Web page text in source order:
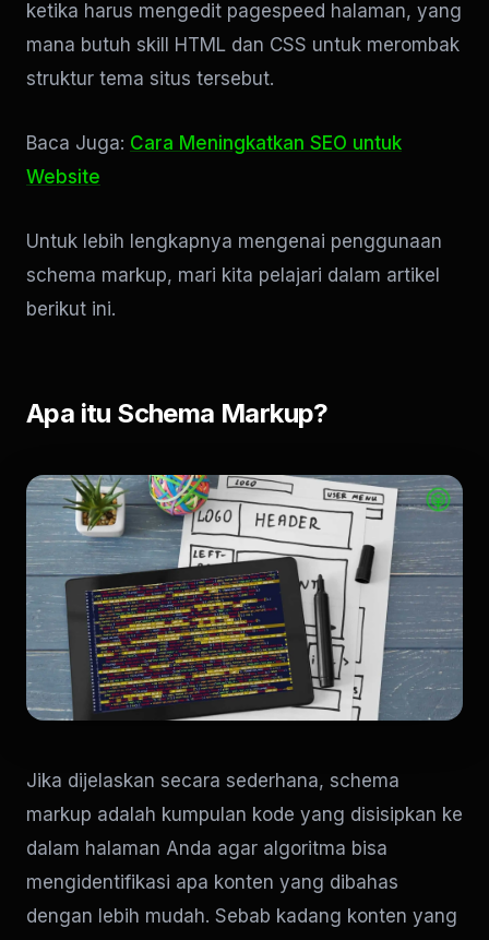
ketika harus mengedit pagespeed halaman, yang
mana butuh skill HTML dan CSS untuk merombak
struktur tema situs tersebut.
Baca Juga: Cara Meningkatkan SEO untuk
Website
Untuk lebih lengkapnya mengenai penggunaan
schema markup, mari kita pelajari dalam artikel
berikut ini.
Apa itu Schema Markup?
Jika dijelaskan secara sederhana, schema
markup adalah kumpulan kode yang disisipkan ke
dalam halaman Anda agar algoritma bisa
mengidentifikasi apa konten yang dibahas
dengan lebih mudah. Sebab kadang konten yang